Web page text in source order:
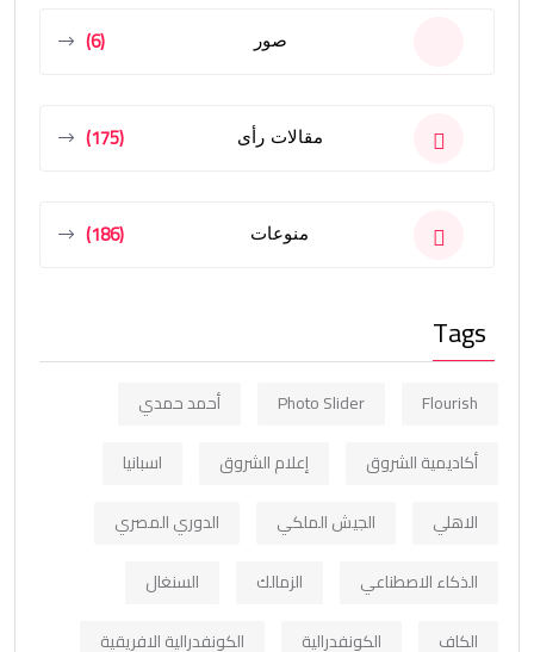
صور (6)
مقالات رأى (175)
منوعات (186)
Tags
Flourish
Photo Slider
أحمد حمدي
أكاديمية الشروق
إعلام الشروق
اسبانيا
الاهلي
الجيش الملكي
الدوري المصري
الذكاء الاصطناعي
الزمالك
السنغال
الكاف
الكونفدرالية
الكونفدرالية الافريقية